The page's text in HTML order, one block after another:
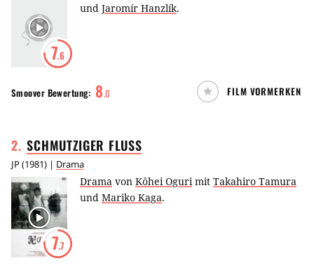
7.6
und Jaromír Hanzlík.
Smoover Bewertung: 8.0 FILM VORMERKEN
2. SCHMUTZIGER FLUSS
JP(1981) | Drama
7.7
Drama von Kôhei Ogurimit Takahiro Tamura
und Mariko Kaga.